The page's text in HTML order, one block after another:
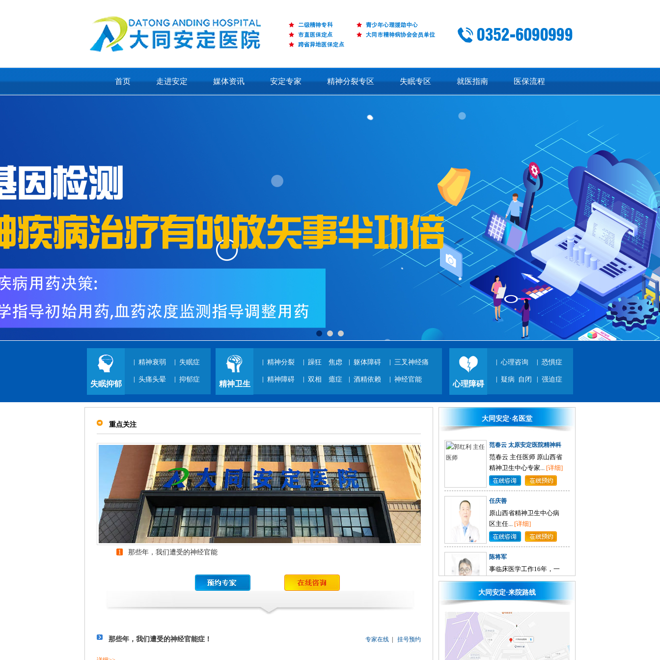
首页 走进安定 媒体资讯 安定专家 精神分裂专区 失眠专区 就医指南 医保流程
失眠抑郁
精神衰弱 失眠症
头痛头晕 抑郁症
精神卫生
精神分裂 躁狂 焦虑 躯体障碍 三叉神经痛
精神障碍 双相 癔症 酒精依赖 神经官能
心理障碍
心理咨询 恐惧症
疑病 自闭 强迫症
重点关注
1
那些年，我们遭受的神经官能
那些年，我们遭受的神经官能症！ 专家在线 挂号预约
大同安定·名医堂
郭红利 主任医师
郭红利 主任医师 原北京安
定医院精神科专家...[详细]
费宝义 特聘专家
神科专家...[详细]
范春云 太原安定医院精神科
主任
范春云 主任医师 原山西省
精神卫生中心专家...[详细]
任庆善
原山西省精神卫生中心病
区主任...[详细]
陈将军
事临床医学工作16年，一
直致力于精神科临床一线
工作。不仅医术精湛...[详
细]
张方
三十多年一直工作在临床
从事门诊及病房工
作……...[详细]
大同安定·来院路线